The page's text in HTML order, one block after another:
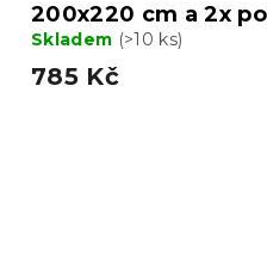
200x220 cm a 2x
Skladem (>10 ks)
785 Kč